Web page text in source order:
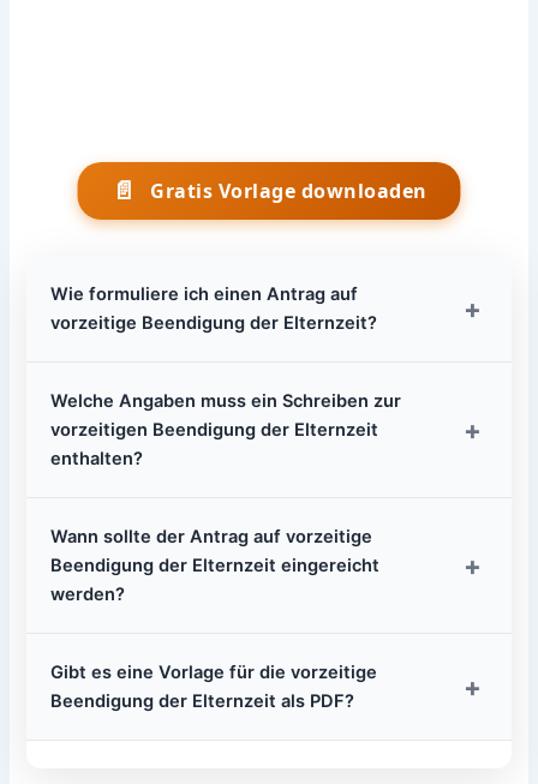
📄 Gratis Vorlage downloaden
Wie formuliere ich einen Antrag auf
vorzeitige Beendigung der Elternzeit?
+
Welche Angaben muss ein Schreiben zur
vorzeitigen Beendigung der Elternzeit
enthalten?
+
Wann sollte der Antrag auf vorzeitige
Beendigung der Elternzeit eingereicht
werden?
+
Gibt es eine Vorlage für die vorzeitige
Beendigung der Elternzeit als PDF?
+